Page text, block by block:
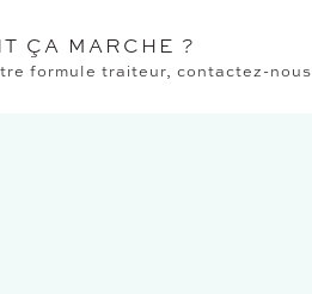
ÇA MARCHE ?
formule traiteur, contactez-nous